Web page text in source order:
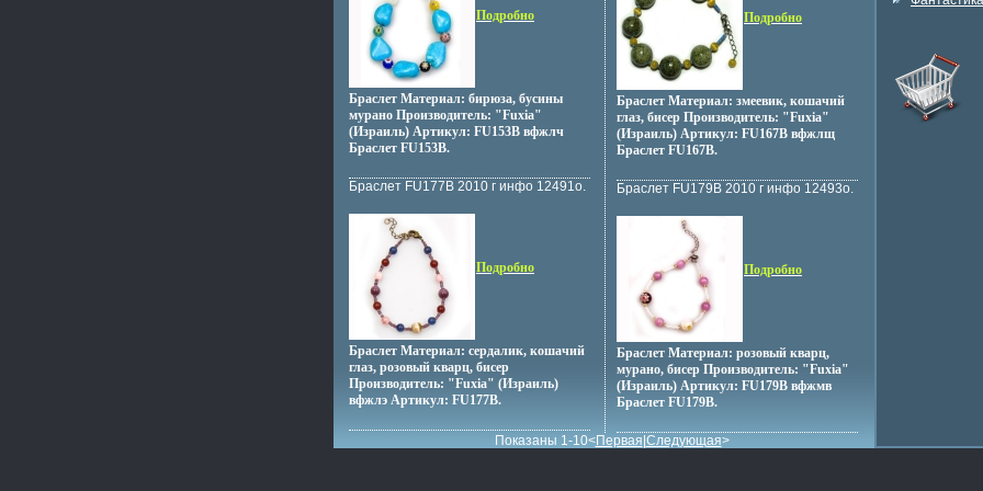
Подробно
Браслет Материал: бирюза, бусины
мурано Производитель: "Fuxia"
(Израиль) Артикул: FU153B вфжлч
Браслет FU153B.
Браслет FU177B 2010 г инфо 12491o.
Подробно
Браслет Материал: сердалик, кошачий
глаз, розовый кварц, бисер
Производитель: "Fuxia" (Израиль)
вфжлэ Артикул: FU177B.
Подробно
Браслет Материал: змеевик, кошачий
глаз, бисер Производитель: "Fuxia"
(Израиль) Артикул: FU167B вфжлщ
Браслет FU167B.
Браслет FU179B 2010 г инфо 12493o.
Подробно
Браслет Материал: розовый кварц,
мурано, бисер Производитель: "Fuxia"
(Израиль) Артикул: FU179B вфжмв
Браслет FU179B.
Показаны 1-10<Первая Следующая>